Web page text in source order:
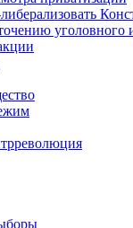
уголовного и